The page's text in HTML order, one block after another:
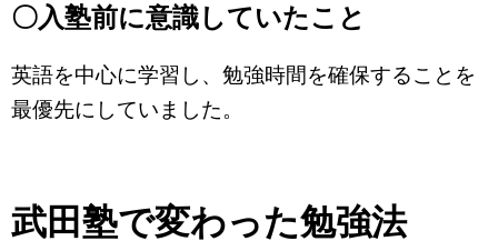
〇入塾前に意識していたこと
英語を中心に学習し、勉強時間を確保することを
最優先にしていました。
武田塾で変わった勉強法